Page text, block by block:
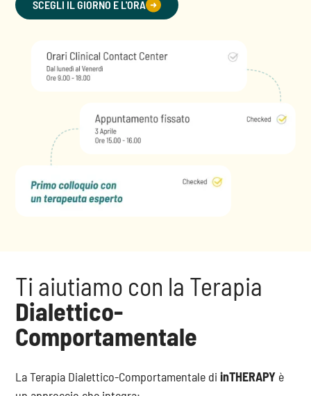
SCEGLI IL GIORNO E L'ORA
Ti aiutiamo con la Terapia
Dialettico-
Comportamentale
La Terapia Dialettico-Comportamentale diinTHERAPY è